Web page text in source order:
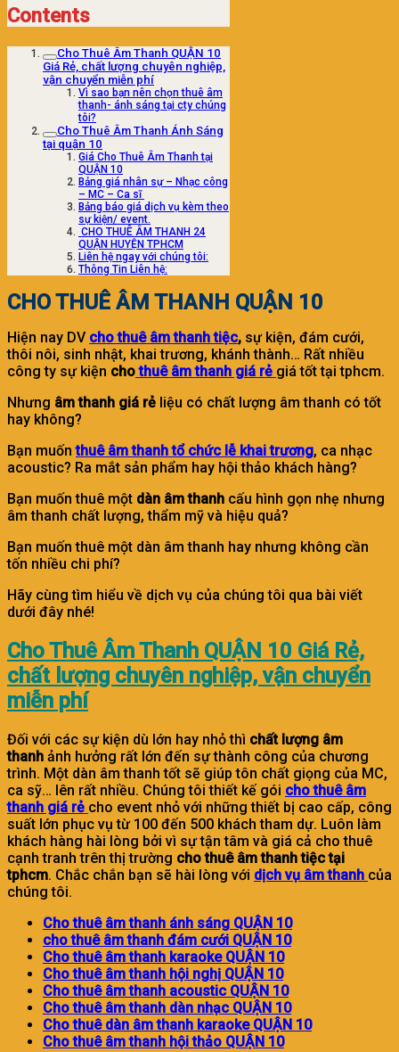
Contents
Cho Thuê Âm Thanh QUẬN 10
Giá Rẻ, chất lượng chuyên nghiệp,
vận chuyển miễn phí
Vì sao bạn nên chọn thuê âm
thanh- ánh sáng tại cty chúng
tôi?
Cho Thuê Âm Thanh Ánh Sáng
tại quận 10
Giá Cho Thuê Âm Thanh tại
QUẬN 10
Bảng giá nhân sự – Nhạc công
– MC – Ca sĩ
Bảng báo giá dịch vụ kèm theo
sự kiện/ event.
CHO THUÊ ÂM THANH 24
QUẬN HUYỆN TPHCM
Liên hệ ngay với chúng tôi:
Thông Tin Liên hệ:
CHO THUÊ ÂM THANH QUẬN 10
Hiện nay DV cho thuê âm thanh tiệc, sự kiện, đám cưới,
thôi nôi, sinh nhật, khai trương, khánh thành… Rất nhiều
công ty sự kiện chothuê âm thanh giá rẻ giá tốt tại tphcm.
Nhưng âm thanh giá rẻ liệu có chất lượng âm thanh có tốt
hay không?
Bạn muốnthuê âm thanh tổ chức lễ khai trương, ca nhạc
acoustic? Ra mắt sản phẩm hay hội thảo khách hàng?
Bạn muốn thuê một dàn âm thanh cấu hình gọn nhẹ nhưng
âm thanh chất lượng, thẩm mỹ và hiệu quả?
Bạn muốn thuê một dàn âm thanh hay nhưng không cần
tốn nhiều chi phí?
Hãy cùng tìm hiểu về dịch vụ của chúng tôi qua bài viết
dưới đây nhé!
Cho Thuê Âm Thanh QUẬN 10 Giá Rẻ,
chất lượng chuyên nghiệp, vận chuyển
miễn phí
Đối với các sự kiện dù lớn hay nhỏ thì chất lượng âm
thanh ảnh hưởng rất lớn đến sự thành công của chương
trình. Một dàn âm thanh tốt sẽ giúp tôn chất giọng của MC,
ca sỹ… lên rất nhiều. Chúng tôi thiết kế gói cho thuê âm
thanh giá rẻ cho event nhỏ với những thiết bị cao cấp, công
suất lớn phục vụ từ 100 đến 500 khách tham dự. Luôn làm
khách hàng hài lòng bởi vì sự tận tâm và giá cả cho thuê
cạnh tranh trên thị trường cho thuê âm thanh tiệc tại
tphcm. Chắc chắn bạn sẽ hài lòng với dịch vụ âm thanh của
chúng tôi.
Cho thuê âm thanh ánh sáng QUẬN 10
cho thuê âm thanh đám cưới QUẬN 10
Cho thuê âm thanh karaoke QUẬN 10
Cho thuê âm thanh hội nghị QUẬN 10
Cho thuê âm thanh acoustic QUẬN 10
Cho thuê âm thanh dàn nhạc QUẬN 10
Cho thuê dàn âm thanh karaoke QUẬN 10
Cho thuê âm thanh hội thảo QUẬN 10